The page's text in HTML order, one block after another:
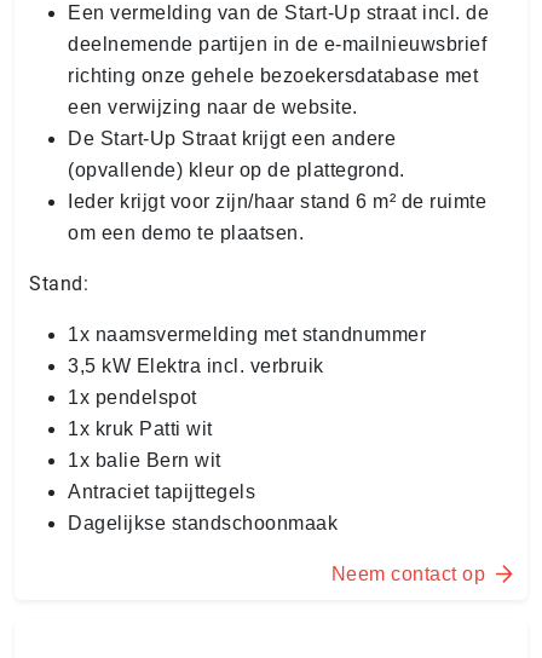
Een vermelding van de Start-Up straat incl. de
deelnemende partijen in de e-mailnieuwsbrief
richting onze gehele bezoekersdatabase met
een verwijzing naar de website.
De Start-Up Straat krijgt een andere
(opvallende) kleur op de plattegrond.
Ieder krijgt voor zijn/haar stand 6 m² de ruimte
om een demo te plaatsen.
Stand:
1x naamsvermelding met standnummer
3,5 kW Elektra incl. verbruik
1x pendelspot
1x kruk Patti wit
1x balie Bern wit
Antraciet tapijttegels
Dagelijkse standschoonmaak
Neem contact op